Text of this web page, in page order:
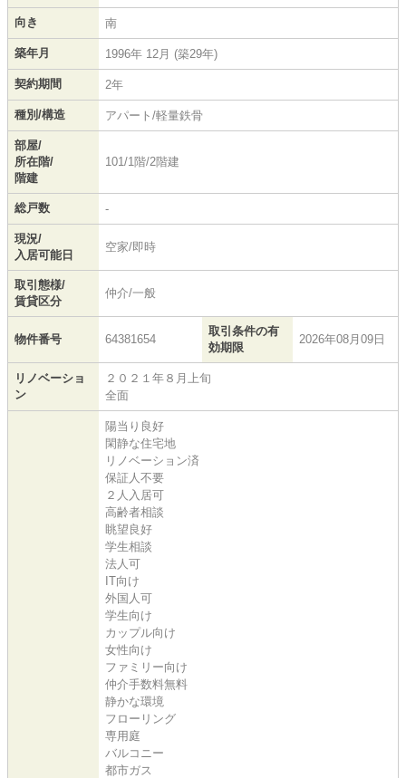
向き 南
築年月 1996年 12月 (築29年)
契約期間 2年
種別/構造 アパート/軽量鉄骨
部屋/
所在階/
階建
101/1階/2階建
総戸数 -
現況/
入居可能日
空家/即時
取引態様/
賃貸区分
仲介/一般
物件番号 64381654
取引条件の有
効期限
2026年08月09日
リノベーショ
ン
２０２１年８月上旬
全面
陽当り良好
閑静な住宅地
リノベーション済
保証人不要
２人入居可
高齢者相談
眺望良好
学生相談
法人可
IT向け
外国人可
学生向け
カップル向け
女性向け
ファミリー向け
仲介手数料無料
静かな環境
フローリング
専用庭
バルコニー
都市ガス